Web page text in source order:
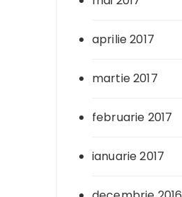
aprilie 2017
martie 2017
februarie 2017
ianuarie 2017